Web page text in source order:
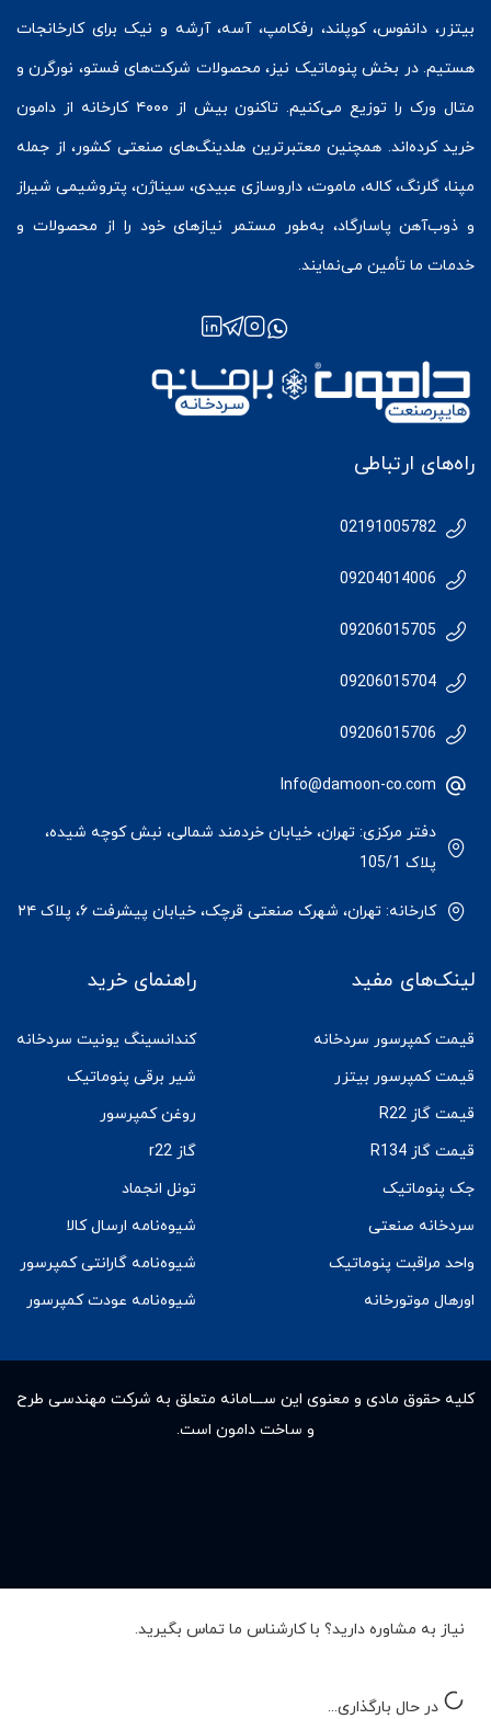
بیتزر، دانفوس،کوپلند، رفکامپ، آسه، آرشه و نیک برای کارخانجات
هستیم. در بخش پنوماتیک نیز، محصولات شرکت‌های فستو، نورگرن و
متال ورک
را توزیع می‌کنیم. تاکنون بیش از ۴۰۰۰ کارخانه از دامون
خرید کرده‌اند. همچنین معتبرترین هلدینگ‌های صنعتی کشور، از جمله
مپنا، گلرنگ، کاله، ماموت، داروسازی عبیدی، سیناژن، پتروشیمی شیراز
و ذوب‌آهن پاسارگاد، به‌طور مستمر نیازهای خود را از محصولات و
خدمات ما تأمین می‌نمایند.
راه‌های ارتباطی
02191005782
09204014006
09206015705
09206015704
09206015706
Info@damoon-co.com
دفتر مرکزی: تهران، خیابان خردمند شمالی، نبش کوچه شیده،
پلاک 105/1
کارخانه: تهران، شهرک صنعتی قرچک، خیابان پیشرفت ۶، پلاک ۲۴
لینک‌های مفید
قیمت کمپرسور سردخانه
قیمت کمپرسور بیتزر
قیمت گاز R22
قیمت گاز R134
جک پنوماتیک
سردخانه صنعتی
واحد مراقبت پنوماتیک
اورهال موتورخانه
راهنمای خرید
کندانسینگ یونیت سردخانه
شیر برقی پنوماتیک
روغن کمپرسور
گاز r22
تونل انجماد
شیوه‌نامه ارسال کالا
شیوه‌نامه گارانتی کمپرسور
شیوه‌نامه عودت کمپرسور
کلیه حقوق مادى و معنوى این ســـامانه متعلق به شرکت مهندسی طرح
و ساخت دامون است.
نیاز به مشاوره دارید؟ با کارشناس ما تماس بگیرید.
در حال بارگذاری...